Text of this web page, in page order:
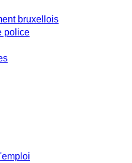
bruxellois
police